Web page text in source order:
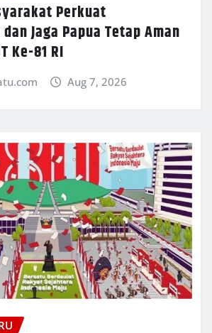
Perkuat
Jaga Papua Tetap Aman
Ke-81 RI
Aug 7, 2026